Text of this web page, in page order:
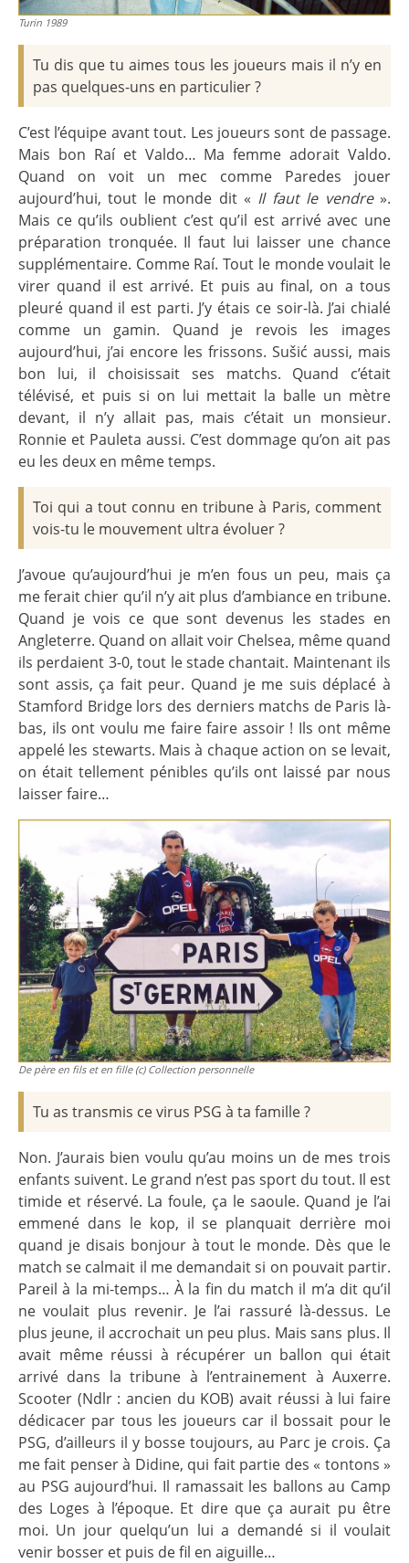
Turin 1989
Tu dis que tu aimes tous les joueurs mais il n’y en
pas quelques-uns en particulier ?
C’est l’équipe avant tout. Les joueurs sont de passage.
Mais bon Raí et Valdo… Ma femme adorait Valdo.
Quand on voit un mec comme Paredes jouer
aujourd’hui, tout le monde dit « Il faut le vendre».
Mais ce qu’ils oublient c’est qu’il est arrivé avec une
préparation tronquée. Il faut lui laisser une chance
supplémentaire. Comme Raí. Tout le monde voulait le
virer quand il est arrivé. Et puis au final, on a tous
pleuré quand il est parti. J’y étais ce soir-là. J’ai chialé
comme un gamin. Quand je revois les images
aujourd’hui, j’ai encore les frissons. Sušić aussi, mais
bon lui, il choisissait ses matchs. Quand c’était
télévisé, et puis si on lui mettait la balle un mètre
devant, il n’y allait pas, mais c’était un monsieur.
Ronnie et Pauleta aussi. C’est dommage qu’on ait pas
eu les deux en même temps.
Toi qui a tout connu en tribune à Paris, comment
vois-tu le mouvement ultra évoluer ?
J’avoue qu’aujourd’hui je m’en fous un peu, mais ça
me ferait chier qu’il n’y ait plus d’ambiance en tribune.
Quand je vois ce que sont devenus les stades en
Angleterre. Quand on allait voir Chelsea, même quand
ils perdaient 3-0, tout le stade chantait. Maintenant ils
sont assis, ça fait peur. Quand je me suis déplacé à
Stamford Bridge lors des derniers matchs de Paris là-
bas, ils ont voulu me faire faire assoir ! Ils ont même
appelé les stewarts. Mais à chaque action on se levait,
on était tellement pénibles qu’ils ont laissé par nous
laisser faire…
De père en fils et en fille (c) Collection personnelle
Tu as transmis ce virus PSG à ta famille ?
Non. J’aurais bien voulu qu’au moins un de mes trois
enfants suivent. Le grand n’est pas sport du tout. Il est
timide et réservé. La foule, ça le saoule. Quand je l’ai
emmené dans le kop, il se planquait derrière moi
quand je disais bonjour à tout le monde. Dès que le
match se calmait il me demandait si on pouvait partir.
Pareil à la mi-temps… À la fin du match il m’a dit qu’il
ne voulait plus revenir. Je l’ai rassuré là-dessus. Le
plus jeune, il accrochait un peu plus. Mais sans plus. Il
avait même réussi à récupérer un ballon qui était
arrivé dans la tribune à l’entrainement à Auxerre.
Scooter (Ndlr : ancien du KOB) avait réussi à lui faire
dédicacer par tous les joueurs car il bossait pour le
PSG, d’ailleurs il y bosse toujours, au Parc je crois. Ça
me fait penser à Didine, qui fait partie des « tontons »
au PSG aujourd’hui. Il ramassait les ballons au Camp
des Loges à l’époque. Et dire que ça aurait pu être
moi. Un jour quelqu’un lui a demandé si il voulait
venir bosser et puis de fil en aiguille…